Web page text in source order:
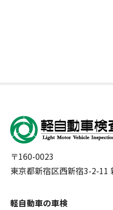
〒160-0023
東京都新宿区西新宿3-2-11
軽自動車の車検